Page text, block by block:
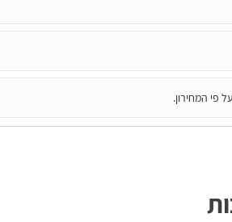
פי המחירון.